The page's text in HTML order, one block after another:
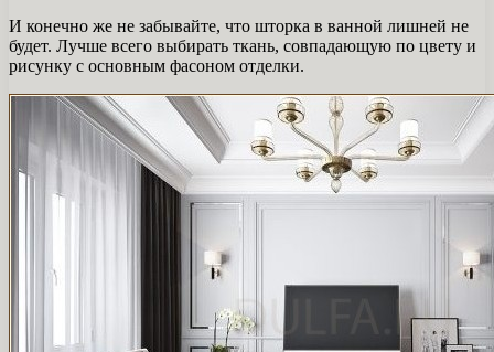
И конечно же не забывайте, что шторка в ванной лишней не
будет. Лучше всего выбирать ткань, совпадающую по цвету и
рисунку с основным фасоном отделки.